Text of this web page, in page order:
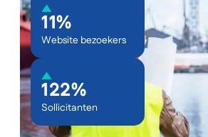
11%
Website bezoekers
122%
Sollicitanten